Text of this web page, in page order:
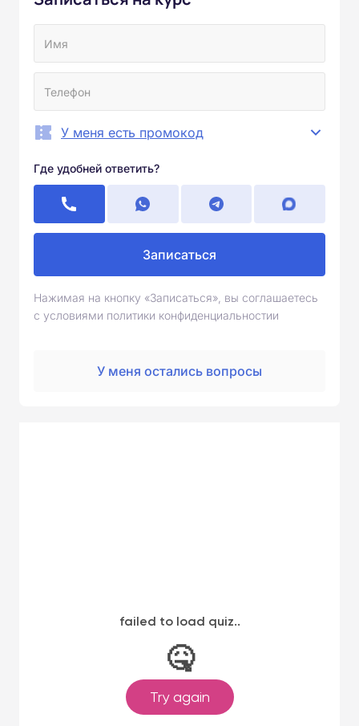
У меня есть промокод
Где удобней ответить?
Записаться
Нажимая на кнопку «Записаться», вы соглашаетесь
с условиями политики конфиденциальностии
У меня остались вопросы